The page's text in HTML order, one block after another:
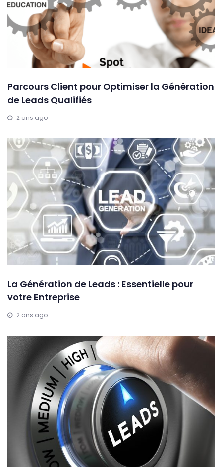
Parcours Client pour Optimiser la Génération
de Leads Qualifiés
2 ans ago
La Génération de Leads : Essentielle pour
votre Entreprise
2 ans ago